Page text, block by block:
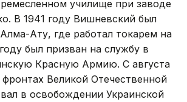
училище при заводе
В 1941 году Вишневский был
Ату, где работал токарем на
был призван на службу в
Красную Армию. С августа
Великой Отечественной
в освобождении Украинской